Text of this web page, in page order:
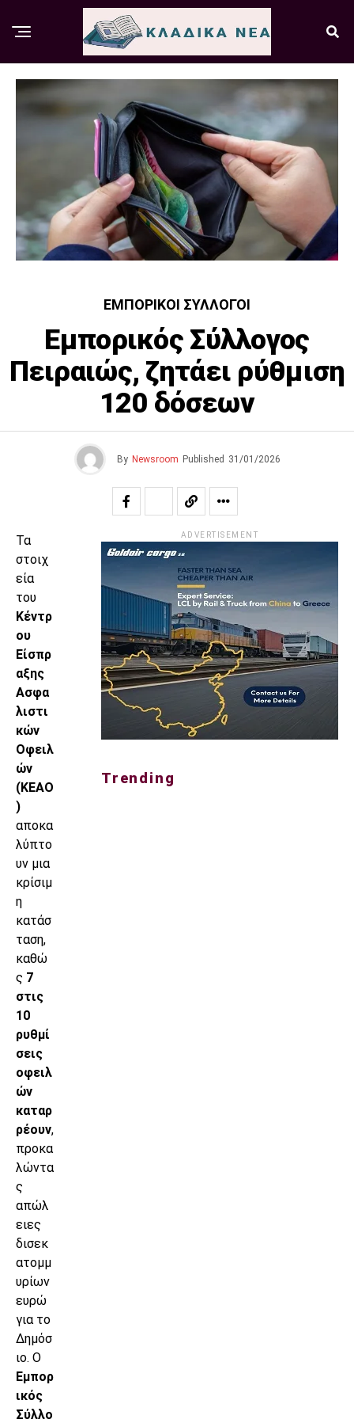
ΕΜΠΟΡΙΚΟΊ ΣΎΛΛΟΓΟΙ
Εμπορικός Σύλλογος
Πειραιώς, ζητάει ρύθμιση
120 δόσεων
By Newsroom Published 31/01/2026
Τα
στοιχ
εία
του
Κέντρ
ου
Είσπρ
αξης
Ασφα
λιστι
κών
Οφειλ
ών
(ΚΕΑΟ
)
αποκα
λύπτο
υν μια
κρίσιμ
η
κατάσ
ταση,
καθώ
ς 7
στις
10
ρυθμί
σεις
οφειλ
ών
καταρ
ρέουν,
προκα
λώντα
ς
απώλ
ειες
δισεκ
ατομμ
υρίων
ευρώ
για το
Δημόσ
ιο. Ο
Εμπορ
ικός
Σύλλο
ADVERTISEMENT
Trending